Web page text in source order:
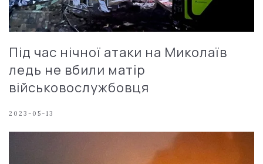
Під час нічної атаки на Миколаїв
ледь не вбили матір
військовослужбовця
2023-05-13